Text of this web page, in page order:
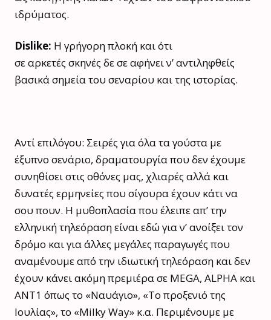
ιδρύματος.
Dislike: Η γρήγορη πλοκή και ότι
σε αρκετές σκηνές δε σε αφήνει ν’ αντιληφθείς
βασικά σημεία του σεναρίου και της ιστορίας.
Αντί επιλόγου: Σειρές για όλα τα γούστα με
έξυπνο σενάριο, δραματουργία που δεν έχουμε
συνηθίσει στις οθόνες μας, χλιαρές αλλά και
δυνατές ερμηνείες που σίγουρα έχουν κάτι να
σου πουν. Η μυθοπλασία που έλειπε απ’ την
ελληνική τηλεόραση είναι εδώ για ν’ ανοίξει τον
δρόμο και για άλλες μεγάλες παραγωγές που
αναμένουμε από την ιδιωτική τηλεόραση και δεν
έχουν κάνει ακόμη πρεμιέρα σε MEGA, ALPHA και
ΑΝΤ1 όπως το «Ναυάγιο», «Το προξενιό της
Ιουλίας», το «Milky Way» κ.α. Περιμένουμε με